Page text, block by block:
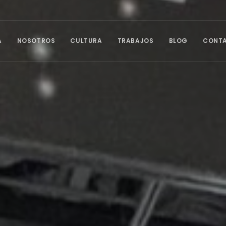
NOSOTROS CULTURA TRABAJOS BLOG